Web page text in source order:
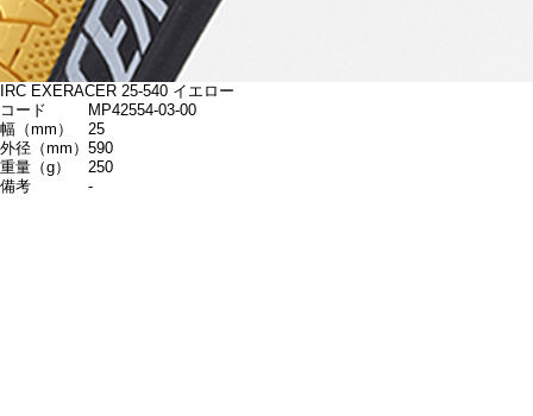
IRC EXERACER 25-540 イエロー
コード
MP42554-03-00
幅（mm）
25
外径（mm） 590
重量（g）
250
備考
-